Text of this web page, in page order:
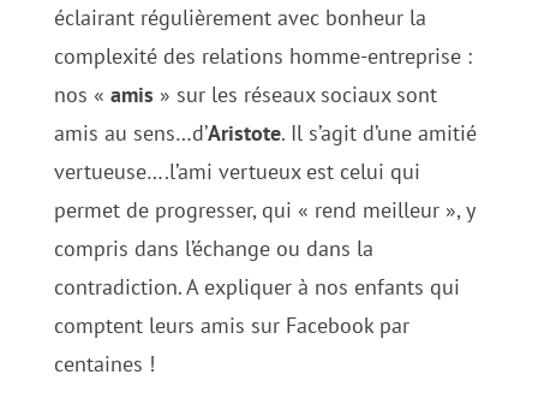
éclairant régulièrement avec bonheur la
complexité des relations homme-entreprise :
nos « amis » sur les réseaux sociaux sont
amis au sens…d’Aristote. Il s’agit d’une amitié
vertueuse….l’ami vertueux est celui qui
permet de progresser, qui « rend meilleur », y
compris dans l’échange ou dans la
contradiction. A expliquer à nos enfants qui
comptent leurs amis sur Facebook par
centaines !